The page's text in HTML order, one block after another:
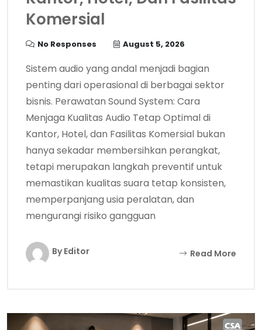
Komersial
No Responses August 5, 2026
Sistem audio yang andal menjadi bagian
penting dari operasional di berbagai sektor
bisnis. Perawatan Sound System: Cara
Menjaga Kualitas Audio Tetap Optimal di
Kantor, Hotel, dan Fasilitas Komersial bukan
hanya sekadar membersihkan perangkat,
tetapi merupakan langkah preventif untuk
memastikan kualitas suara tetap konsisten,
memperpanjang usia peralatan, dan
mengurangi risiko gangguan
By Editor Read More